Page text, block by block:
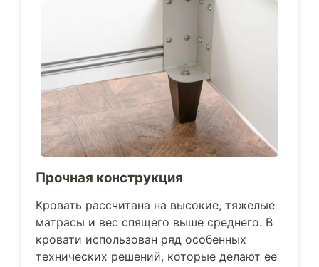
Прочная конструкция
Кровать рассчитана на высокие, тяжелые
матрасы и вес спящего выше среднего. В
кровати использован ряд особенных
технических решений, которые делают ее